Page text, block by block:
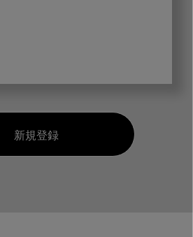
新規登録